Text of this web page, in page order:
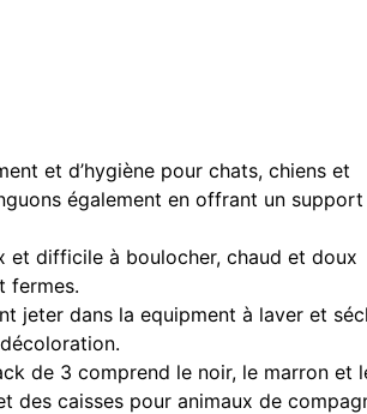
et d’hygiène pour chats, chiens et
également en offrant un support
et difficile à boulocher, chaud et doux
fermes.
jeter dans la equipment à laver et
de 3 comprend le noir, le marron et
des caisses pour animaux de